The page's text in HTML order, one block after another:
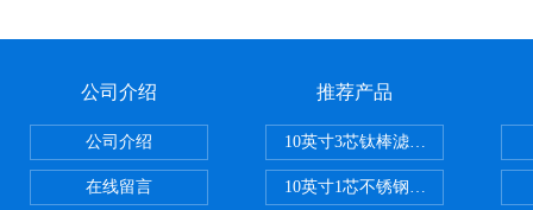
公司介绍
公司介绍
在线留言
推荐产品
10英寸3芯钛棒滤芯过滤器
10英寸1芯不锈钢钛棒过滤器